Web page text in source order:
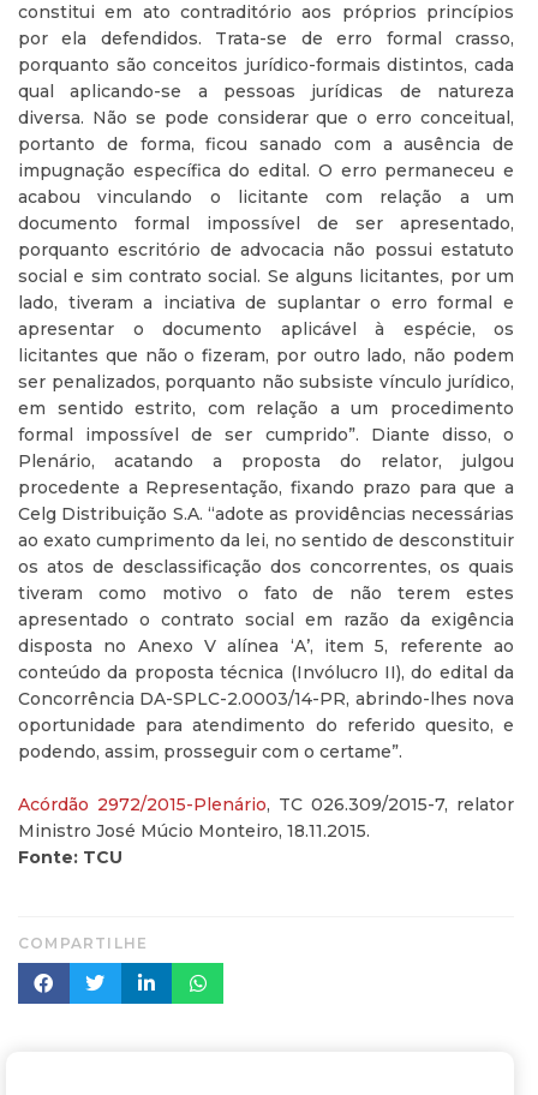
constitui em ato contraditório aos próprios princípios
por ela defendidos. Trata-se de erro formal crasso,
porquanto são conceitos jurídico-formais distintos, cada
qual aplicando-se a pessoas jurídicas de natureza
diversa. Não se pode considerar que o erro conceitual,
portanto de forma, ficou sanado com a ausência de
impugnação específica do edital. O erro permaneceu e
acabou vinculando o licitante com relação a um
documento formal impossível de ser apresentado,
porquanto escritório de advocacia não possui estatuto
social e sim contrato social. Se alguns licitantes, por um
lado, tiveram a inciativa de suplantar o erro formal e
apresentar o documento aplicável à espécie, os
licitantes que não o fizeram, por outro lado, não podem
ser penalizados, porquanto não subsiste vínculo jurídico,
em sentido estrito, com relação a um procedimento
formal impossível de ser cumprido”. Diante disso, o
Plenário, acatando a proposta do relator, julgou
procedente a Representação, fixando prazo para que a
Celg Distribuição S.A. “adote as providências necessárias
ao exato cumprimento da lei, no sentido de desconstituir
os atos de desclassificação dos concorrentes, os quais
tiveram como motivo o fato de não terem estes
apresentado o contrato social em razão da exigência
disposta no Anexo V alínea ‘A’, item 5, referente ao
conteúdo da proposta técnica (Invólucro II), do edital da
Concorrência DA-SPLC-2.0003/14-PR, abrindo-lhes nova
oportunidade para atendimento do referido quesito, e
podendo, assim, prosseguir com o certame”.
Acórdão 2972/2015-Plenário, TC 026.309/2015-7, relator
Ministro José Múcio Monteiro, 18.11.2015.
Fonte: TCU
COMPARTILHE